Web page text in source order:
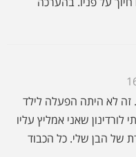
של הבן שלי. כל הכבוד
מהמם ואין ספק
שיצרת, התפאורה
להתגלגל מצחוק
מחכים לשנה הבאה (-: